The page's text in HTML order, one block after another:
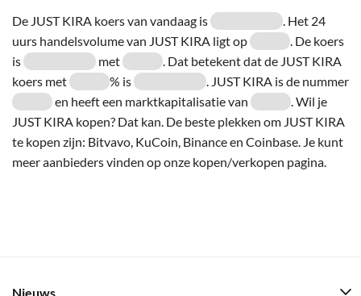
De JUST KIRA koers van vandaag is
. Het 24
uurs handelsvolume van JUST KIRA ligt op
. De koers
is
met
. Dat betekent dat de JUST KIRA
koers met
% is
. JUST KIRA is de nummer
en heeft een marktkapitalisatie van
. Wil je
JUST KIRA kopen? Dat kan. De beste plekken om JUST KIRA
te kopen zijn: Bitvavo, KuCoin, Binance en Coinbase. Je kunt
meer aanbieders vinden op onze kopen/verkopen pagina.
Nieuws